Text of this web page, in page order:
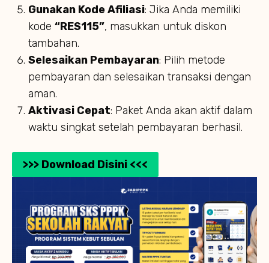
Gunakan Kode Afiliasi: Jika Anda memiliki
kode “RES115”, masukkan untuk diskon
tambahan.
Selesaikan Pembayaran: Pilih metode
pembayaran dan selesaikan transaksi dengan
aman.
Aktivasi Cepat: Paket Anda akan aktif dalam
waktu singkat setelah pembayaran berhasil.
>>> Download Disini <<<